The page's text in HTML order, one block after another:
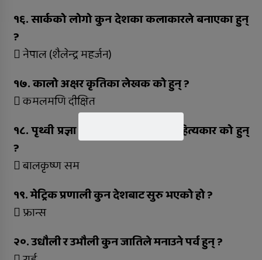
१६. सार्कको लोगो कुन देशका कलाकारले बनाएका हुन्
?
 नेपाल (शैलेन्द्र महर्जन)
१७. कालो अक्षर कृतिका लेखक को हुन् ?
 कमलमणि दीक्षित
१८. पृथ्वी प्रज्ञा पुरस्कार पाउने प्रथम साहित्यकार को हुन्
?
 बालकृष्ण सम
१९. मेट्रिक प्रणाली कुन देशबाट सुरु भएको हो ?
 फ्रान्स
२०. उधौली र उभौली कुन जातिले मनाउने पर्व हुन् ?